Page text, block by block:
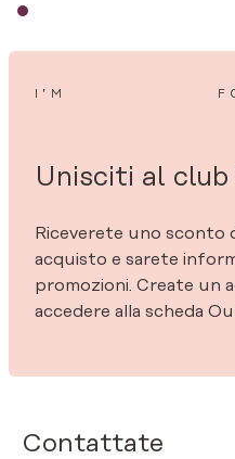
Contattate
I’M
Unisciti al club
Riceverete uno sconto
acquisto e sarete
promozioni. Create un
accedere alla scheda